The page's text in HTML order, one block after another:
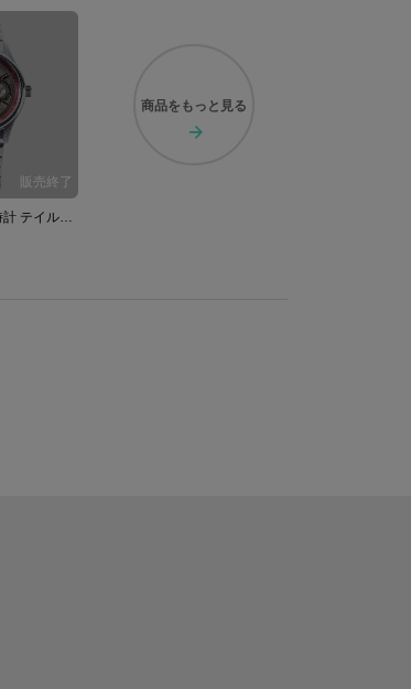
シオン モデル 腕時計 テイルズ オブ アライズ
商品を もっと見る